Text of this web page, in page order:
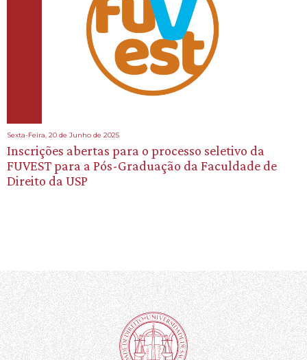
Sexta-Feira, 20 de Junho de 2025
Inscrições abertas para o processo seletivo da
FUVEST para a Pós-Graduação da Faculdade de
Direito da USP